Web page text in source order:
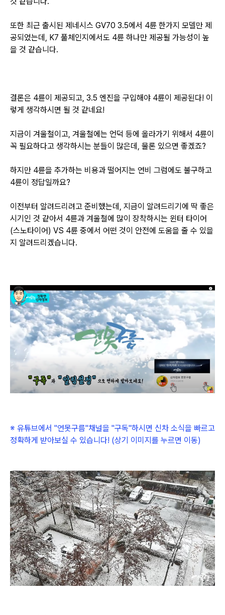
또한 최근 출시된 제네시스 GV70 3.5에서 4륜 한가지 모델만 제
공되었는데, K7 풀체인지에서도 4륜 하나만 제공될 가능성이 높
을 것 같습니다.
결론은 4륜이 제공되고, 3.5 엔진을 구입해야 4륜이 제공된다! 이
렇게 생각하시면 될 것 같네요!
지금이 겨울철이고, 겨울철에는 언덕 등에 올라가기 위해서 4륜이
꼭 필요하다고 생각하시는 분들이 많은데, 물론 있으면 좋겠죠?
하지만 4륜을 추가하는 비용과 떨어지는 연비 그럼에도 불구하고
4륜이 정답일까요?
이전부터 알려드리려고 준비했는데, 지금이 알려드리기에 딱 좋은
시기인 것 같아서 4륜과 겨울철에 많이 장착하시는 윈터 타이어
(스노타이어) VS 4륜 중에서 어떤 것이 안전에 도움을 줄 수 있을
지 알려드리겠습니다.
※ 유튜브에서 "연못구름"채널을 "구독"하시면 신차 소식을 빠르고
정확하게 받아보실 수 있습니다! (상기 이미지를 누르면 이동)